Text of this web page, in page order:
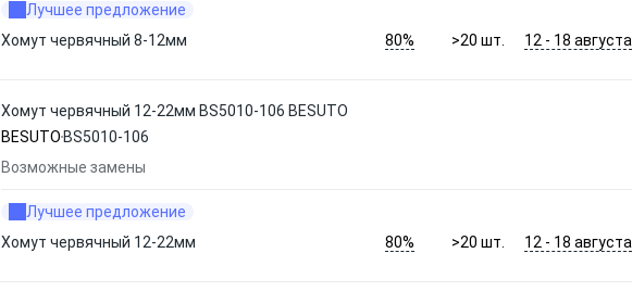
Лучшее предложение
Хомут червячный 8-12мм
80% >20 шт. 12 - 18 августа
Хомут червячный 12-22мм BS5010-106 BESUTO
BESUTO BS5010-106
Возможные замены
Лучшее предложение
Хомут червячный 12-22мм
80% >20 шт. 12 - 18 августа